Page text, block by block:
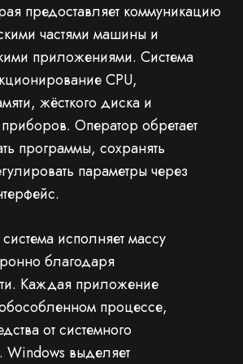
предоставляет коммуникацию
частями машины и
приложениями. Система
CPU,
жёсткого диска и
Оператор обретает
программы, сохранять
параметры через
исполняет массу
благодаря
Каждая приложение
процессе,
от системного
выделяет